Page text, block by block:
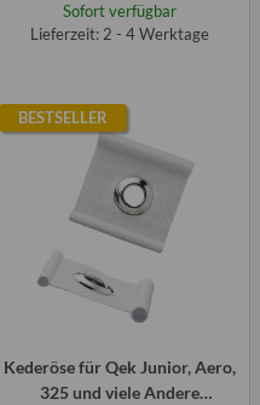
Sofort verfügbar
Lieferzeit: 2 - 4 Werktage
BESTSELLER
Kederöse für Qek Junior, Aero,
325 und viele Andere